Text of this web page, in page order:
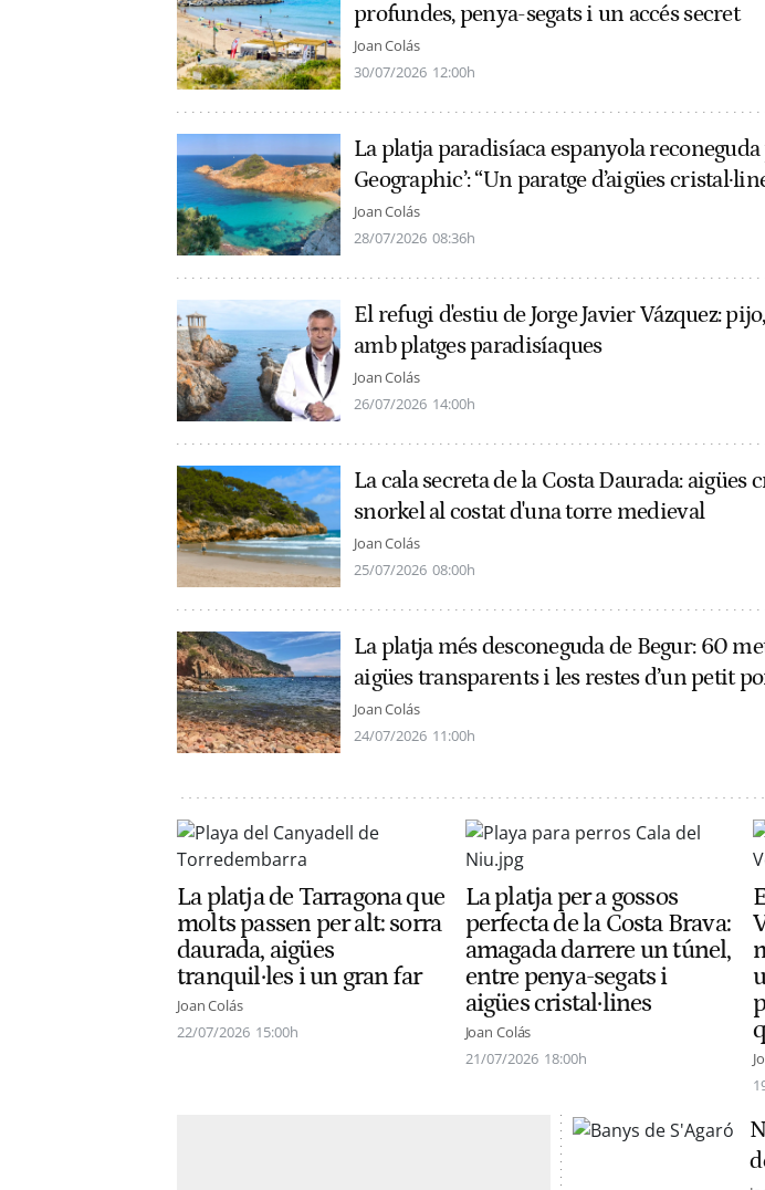
profundes, penya-segats i un accés secret
Joan Colás
30/07/2026 12:00h
La platja paradisíaca espanyola
Geographic’: “Un paratge d’aigües
Joan Colás
28/07/2026 08:36h
El refugi d'estiu de Jorge Javier Vázquez:
amb platges paradisíaques
Joan Colás
26/07/2026 14:00h
La cala secreta de la Costa Daurada: aigües
snorkel al costat d'una torre medieval
Joan Colás
25/07/2026 08:00h
La platja més desconeguda de Begur: 60
aigües transparents i les restes d’un petit
Joan Colás
24/07/2026 11:00h
La platja de Tarragona que
molts passen per alt: sorra
daurada, aigües
tranquil·les i un gran far
Joan Colás
22/07/2026 15:00h
La platja per a gossos
perfecta de la Costa Brava:
amagada darrere un túnel,
entre penya-segats i
aigües cristal·lines
Joan Colás
21/07/2026 18:00h